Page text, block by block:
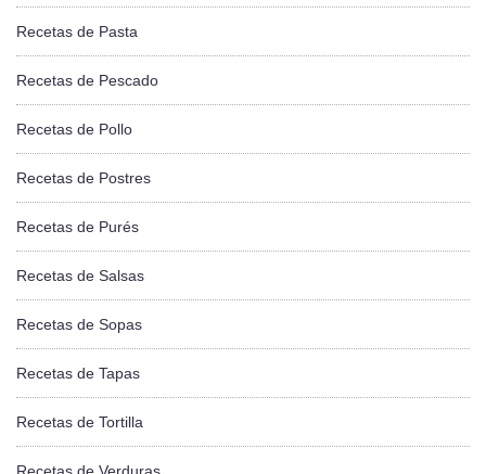
Recetas de Pasta
Recetas de Pescado
Recetas de Pollo
Recetas de Postres
Recetas de Purés
Recetas de Salsas
Recetas de Sopas
Recetas de Tapas
Recetas de Tortilla